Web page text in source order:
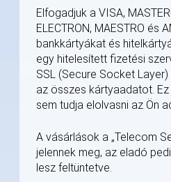
Elfogadjuk a VISA,
ELECTRON, MAESTRO és
bankkártyákat és
egy hitelesített fizetési
SSL (Secure Socket
az összes kártyaadatot.
sem tudja elolvasni az Ön
A vásárlások a „Telecom
jelennek meg, az eladó
lesz feltüntetve.